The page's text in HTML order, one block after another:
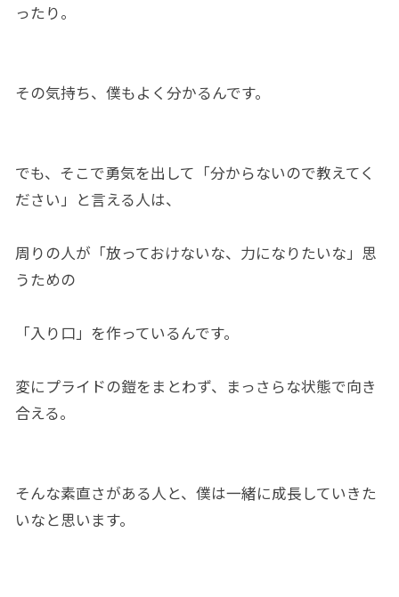
ったり。
その気持ち、僕もよく分かるんです。
でも、そこで勇気を出して「分からないので教えてく
ださい」と言える人は、
周りの人が「放っておけないな、力になりたいな」思
うための
「入り口」を作っているんです。
変にプライドの鎧をまとわず、まっさらな状態で向き
合える。
そんな素直さがある人と、僕は一緒に成長していきた
いなと思います。